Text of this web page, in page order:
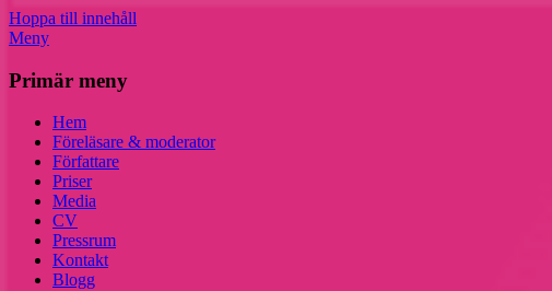
Hoppa till innehåll
Meny
Primär meny
Hem
Föreläsare & moderator
Författare
Priser
Media
CV
Pressrum
Kontakt
Blogg